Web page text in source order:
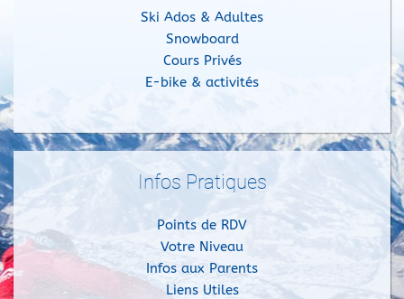
Ski Ados & Adultes
Snowboard
Cours Privés
E-bike & activités
Infos Pratiques
Points de RDV
Votre Niveau
Infos aux Parents
Liens Utiles